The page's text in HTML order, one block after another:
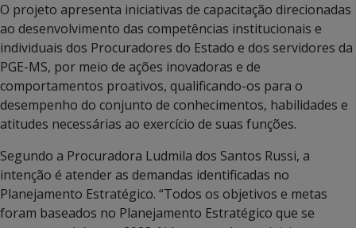
O projeto apresenta iniciativas de capacitação direcionadas
ao desenvolvimento das competências institucionais e
individuais dos Procuradores do Estado e dos servidores da
PGE-MS, por meio de ações inovadoras e de
comportamentos proativos, qualificando-os para o
desempenho do conjunto de conhecimentos, habilidades e
atitudes necessárias ao exercício de suas funções.
Segundo a Procuradora Ludmila dos Santos Russi, a
intenção é atender as demandas identificadas no
Planejamento Estratégico. “Todos os objetivos e metas
foram baseados no Planejamento Estratégico que se